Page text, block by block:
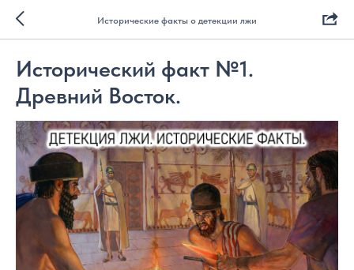
Исторические факты о детекции лжи
Исторический факт №1.
Древний Восток.